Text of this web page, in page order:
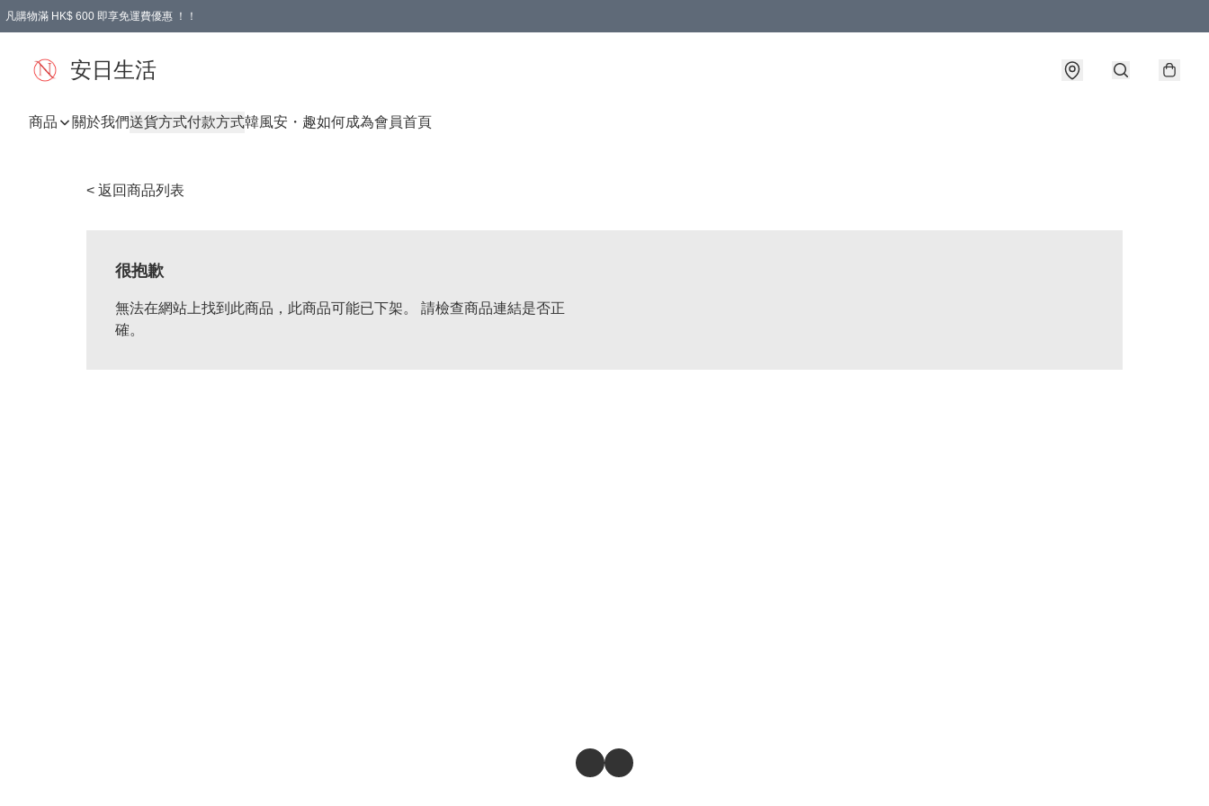
凡購物滿 HK$ 600 即享免運費優惠 ！！
安日生活
商品 關於我們送貨方式付款方式韓風安・趣如何成為會員首頁
< 返回商品列表
很抱歉
無法在網站上找到此商品，此商品可能已下架。 請檢查商品連結是否正
確。